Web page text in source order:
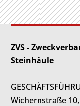
ZVS -
Steinhäule
Wichernstraße